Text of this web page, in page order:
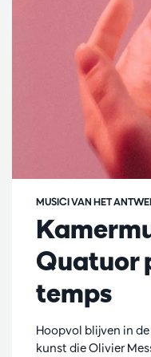
Quatuor
temps
MUSICI VAN HET
Hoopvol blijven in
kunst die Olivier